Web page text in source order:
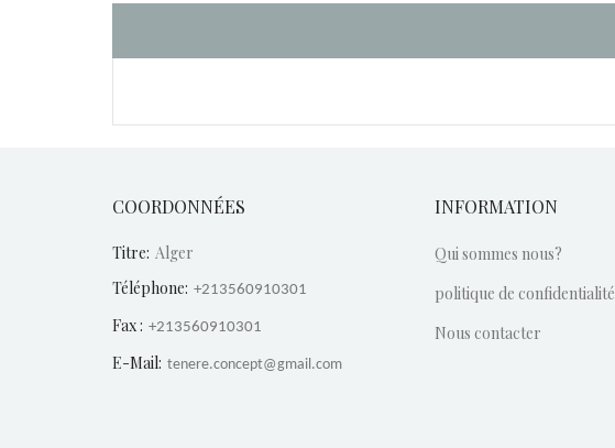
COORDONNÉES
Titre: Alger
Téléphone: +213560910301
Fax : +213560910301
E-Mail: tenere.concept@gmail.com
INFORMATION
Qui sommes nous?
politique de confidentialité
Nous contacter